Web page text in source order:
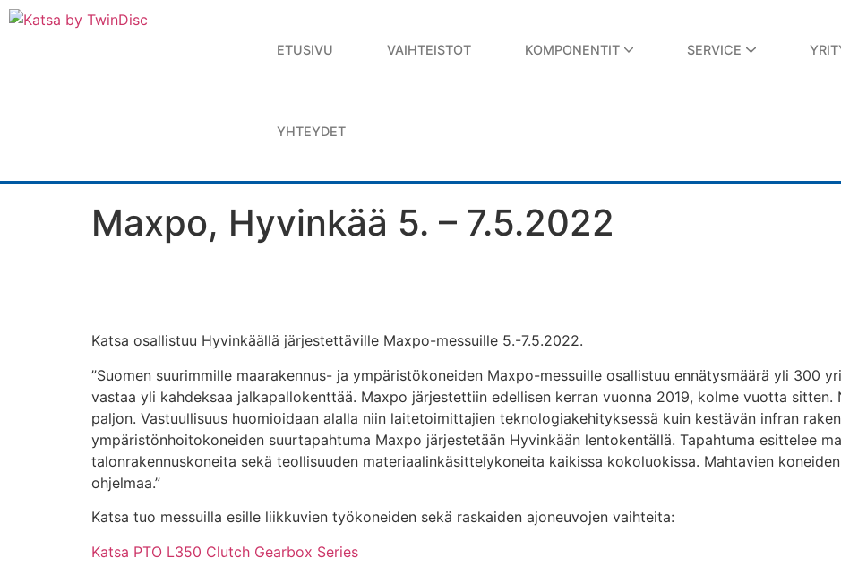
ETUSIVU VAIHTEISTOT KOMPONENTIT SERVICE
YHTEYDET
Maxpo, Hyvinkää 5. – 7.5.2022
Katsa osallistuu Hyvinkäällä järjestettäville Maxpo-messuille 5.-7.5.2022.
”Suomen suurimmille maarakennus- ja ympäristökoneiden Maxpo-messuille osallistuu ennätysmäärä yli 300
vastaa yli kahdeksaa jalkapallokenttää. Maxpo järjestettiin edellisen kerran vuonna 2019, kolme vuotta
paljon. Vastuullisuus huomioidaan alalla niin laitetoimittajien teknologiakehityksessä kuin kestävän infran
ympäristönhoitokoneiden suurtapahtuma Maxpo järjestetään Hyvinkään lentokentällä. Tapahtuma esittelee
talonrakennuskoneita sekä teollisuuden materiaalinkäsittelykoneita kaikissa kokoluokissa. Mahtavien
ohjelmaa.”
Katsa tuo messuilla esille liikkuvien työkoneiden sekä raskaiden ajoneuvojen vaihteita:
Katsa PTO L350 Clutch Gearbox Series